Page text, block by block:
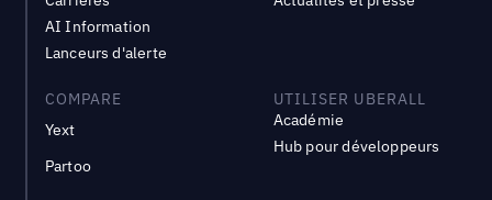
AI Information
Lanceurs d'alerte
COMPARE
Yext
Partoo
UTILISER UBERALL
Académie
Hub pour développeurs